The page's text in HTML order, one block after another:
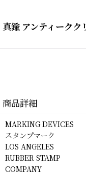
真鍮 アンティーク
商品詳細
MARKING DEVICES
スタンプマーク
LOS ANGELES
RUBBER STAMP
COMPANY